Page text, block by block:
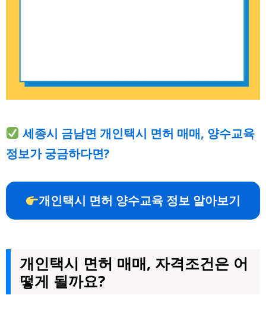
세종시 금남면 개인택시 면허 매매, 양수교육
정보가 궁금하다면?
개인택시 면허 양수교육 정보 알아보기
개인택시 면허 매매, 자격조건은 어
떻게 될까요?